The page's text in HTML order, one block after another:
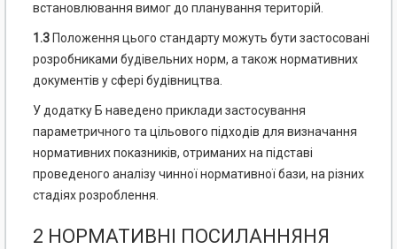
встановлювання вимог до планування територій.
1.3 Положення цього стандарту можуть бути застосовані
розробниками будівельних норм, а також нормативних
документів у сфері будівництва.
У додатку Б наведено приклади застосування
параметричного та цільового підходів для визначання
нормативних показників, отриманих на підставі
проведеного аналізу чинної нормативної бази, на різних
стадіях розроблення.
2 НОРМАТИВНІ ПОСИЛАННЯНЯ